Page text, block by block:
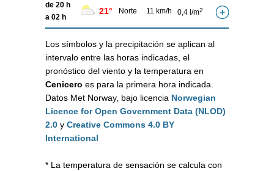
de 20 h
a 02 h
21° Norte 11 km/h 0,4 l/m2
Los símbolos y la precipitación se aplican al
intervalo entre las horas indicadas, el
pronóstico del viento y la temperatura en
Cenicero es para la primera hora indicada.
Datos Met Norway, bajo licencia Norwegian
Licence for Open Government Data (NLOD)
2.0 y Creative Commons 4.0 BY
International
* La temperatura de sensación se calcula con